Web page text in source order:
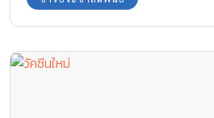
ศูนย์การค้าเซ็นทรัล เอ็มบาสซี หลังทดลอง
จากประเทศญี่ปุ่นที่ได้รับความนิยมมากว่า